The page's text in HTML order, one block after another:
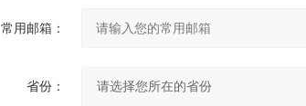
常用邮箱：
省份：